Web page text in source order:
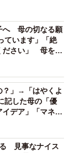
へ 母の切なる願
ています」「絶
ださい」 母を困
？」→「はやくよ
記した母の「優
イデア」「マネし
見事なナイス